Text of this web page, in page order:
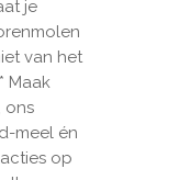
je
van het
Maak
ons
meel én
op